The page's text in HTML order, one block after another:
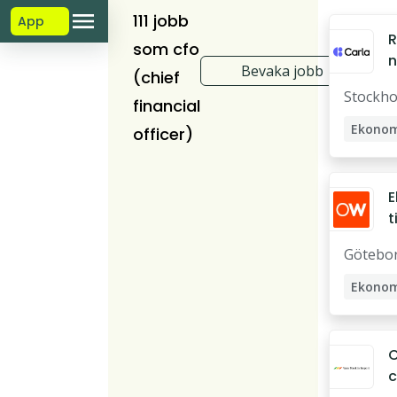
App
111 jobb
som cfo
(chief
financial
officer)
Bevaka jobb